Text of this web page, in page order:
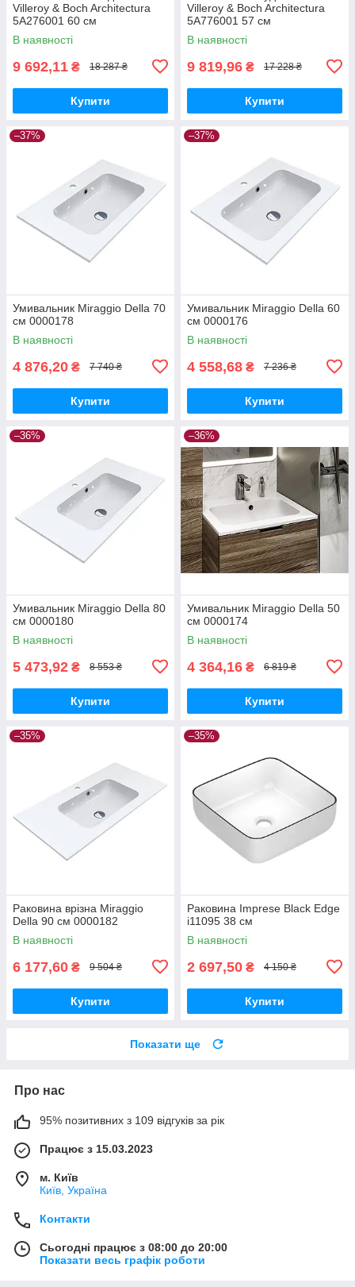
Villeroy & Boch Architectura
5A276001 60 см
В наявності
9 692,11 ₴ 18 287 ₴
Купити
Villeroy & Boch Architectura
5A776001 57 см
В наявності
9 819,96 ₴ 17 228 ₴
Купити
–37%
Умивальник Miraggio Della 70
см 0000178
В наявності
4 876,20 ₴ 7 740 ₴
Купити
–37%
Умивальник Miraggio Della 60
см 0000176
В наявності
4 558,68 ₴ 7 236 ₴
Купити
–36%
Умивальник Miraggio Della 80
см 0000180
В наявності
5 473,92 ₴ 8 553 ₴
Купити
–36%
Умивальник Miraggio Della 50
см 0000174
В наявності
4 364,16 ₴ 6 819 ₴
Купити
–35%
Раковина врізна Miraggio
Della 90 см 0000182
В наявності
6 177,60 ₴ 9 504 ₴
Купити
–35%
Раковина Imprese Black Edge
i11095 38 см
В наявності
2 697,50 ₴ 4 150 ₴
Купити
Показати ще
Про нас
95% позитивних з 109 відгуків за рік
Працює з 15.03.2023
м. Київ
Київ, Україна
Контакти
Сьогодні працює з 08:00 до 20:00
Показати весь графік роботи